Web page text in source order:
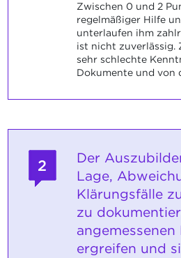
Zwischen 0 und 2
regelmäßiger Hilfe
unterlaufen ihm
ist nicht zuverlässig.
sehr schlechte
Dokumente und von
2
Der
Lage,
Klärungsfälle
zu
angemessenen
ergreifen und